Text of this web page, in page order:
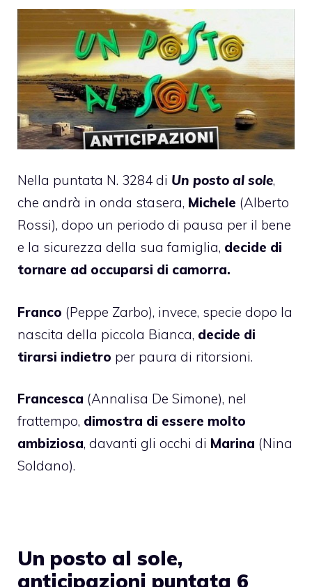
Nella puntata N. 3284 di Un posto al sole,
che andrà in onda stasera, Michele (Alberto
Rossi), dopo un periodo di pausa per il bene
e la sicurezza della sua famiglia, decide di
tornare ad occuparsi di camorra.
Franco (Peppe Zarbo), invece, specie dopo la
nascita della piccola Bianca, decide di
tirarsi indietro per paura di ritorsioni.
Francesca (Annalisa De Simone), nel
frattempo, dimostra di essere molto
ambiziosa, davanti gli occhi di Marina (Nina
Soldano).
Un posto al sole,
anticipazioni puntata 6